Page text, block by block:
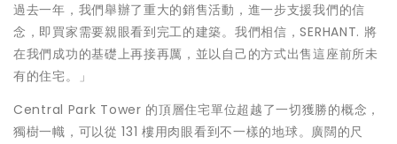
過去一年，我們舉辦了重大的銷售活動，進一步支援我們的信
念，即買家需要親眼看到完工的建築。我們相信，SERHANT. 將
在我們成功的基礎上再接再厲，並以自己的方式出售這座前所未
有的住宅。」
Central Park Tower 的頂層住宅單位超越了一切獲勝的概念，
獨樹一幟，可以從 131 樓用肉眼看到不一樣的地球。廣闊的尺